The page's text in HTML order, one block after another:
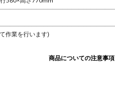
作業を行います)
商品についての注意事項